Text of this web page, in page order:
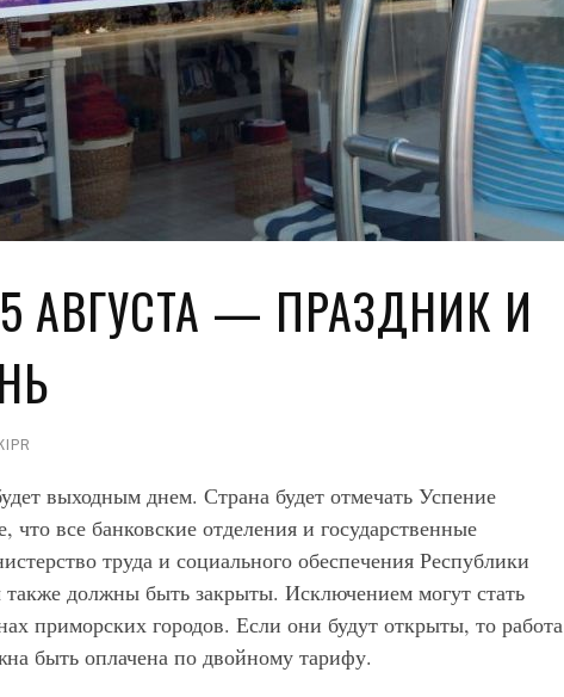
АВГУСТА — ПРАЗДНИК И
выходным днем. Страна будет отмечать Успение
все банковские отделения и государственные
труда и социального обеспечения Республики
должны быть закрыты. Исключением могут стать
приморских городов. Если они будут открыты, то работа
быть оплачена по двойному тарифу.